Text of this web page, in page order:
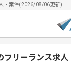
人・案件(2026/08/06更新)
フリーランス求人